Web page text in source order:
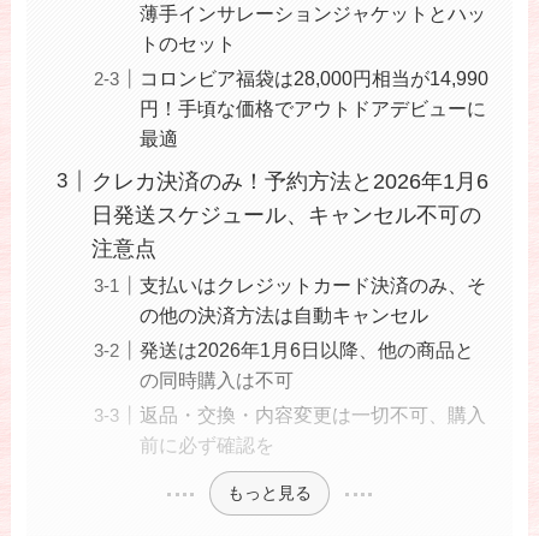
薄手インサレーションジャケットとハッ
トのセット
コロンビア福袋は28,000円相当が14,990
円！手頃な価格でアウトドアデビューに
最適
クレカ決済のみ！予約方法と2026年1月6
日発送スケジュール、キャンセル不可の
注意点
支払いはクレジットカード決済のみ、そ
の他の決済方法は自動キャンセル
発送は2026年1月6日以降、他の商品と
の同時購入は不可
返品・交換・内容変更は一切不可、購入
前に必ず確認を
もっと見る